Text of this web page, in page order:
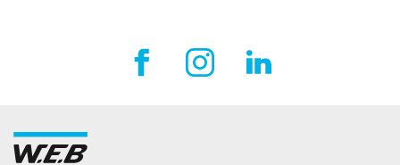
Facebook Externer Link
Instagram Externer Link